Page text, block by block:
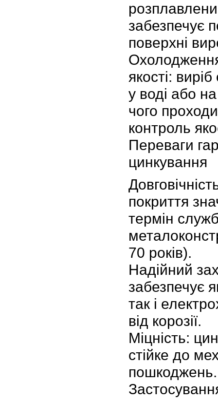
забезпечує
поверхні
якості:
у воді або на
чого
контроль
Переваги
цинкування
покриття
термін
70 років).
Надійний
забезпечує
так і
від корозії.
Міцність:
стійке до
пошкоджень.